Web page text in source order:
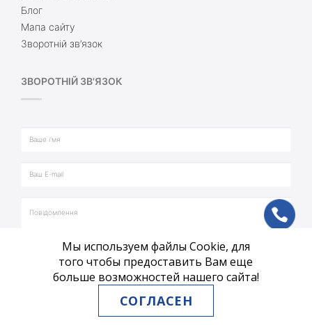
Блог
Мапа сайту
Зворотній зв’язок
ЗВОРОТНІЙ ЗВ'ЯЗОК
ВІДПРАВИТИ
ph
Мы используем файлы Cookie, для
того чтобы предоставить Вам еще
больше возможностей нашего сайта!
СОГЛАСЕН